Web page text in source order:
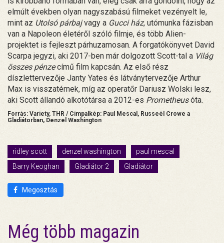
elmúlt években olyan nagyszabású filmeket vezényelt le,
mint az Utolsó párbajvagy a Gucci ház, utómunka fázisban
van a Napoleon életéről szóló filmje, és több Alien-
projektet is fejleszt párhuzamosan. A forgatókönyvet David
Scarpa jegyzi, aki 2017-ben már dolgozott Scott-tal a Világ
összes pénzecímű film kapcsán. Az első rész
díszlettervezője Janty Yates és látványtervezője Arthur
Max is visszatérnek, míg az operatőr Dariusz Wolski lesz,
aki Scott állandó alkotótársa a 2012-es Prometheusóta.
Forrás: Variety, THR / Címpalkép: Paul Mescal, Russeél Crowe a
Gladiátorban, Denzel Washington
ridley scott denzel washington
paul mescal
Barry Keoghan
Gladiátor 2 Gladiátor
Megosztás
Még több magazin